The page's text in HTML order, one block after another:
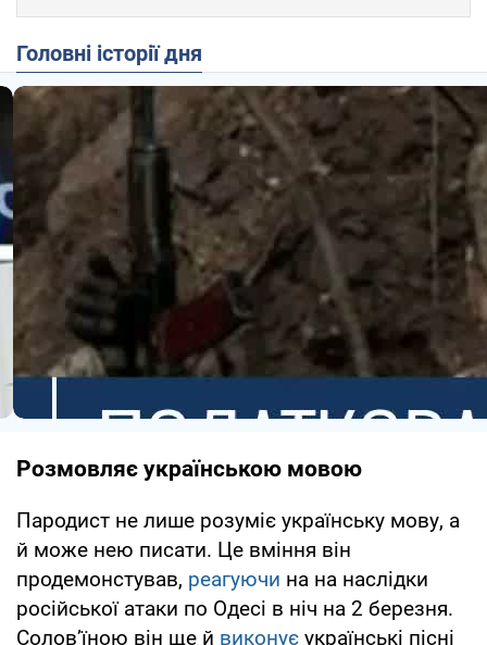
Головні історії дня
Розмовляє українською мовою
Пародист не лише розуміє українську мову, а
й може нею писати. Це вміння він
продемонстував, реагуючи на на наслідки
російської атаки по Одесі в ніч на 2 березня.
Соловʼїною він ще й виконує українські пісні